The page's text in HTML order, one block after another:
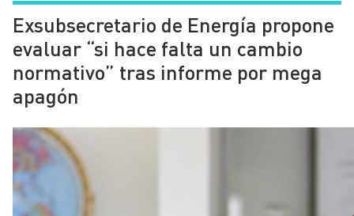
Podcasts Programas
Lo Último Actualidad
Ciudad Economía
Radio en vivo
Tendencias
Entretención y Cultura
Dato en Pauta
Exsubsecretario de Energía propone
evaluar “si hace falta un cambio
normativo” tras informe por mega
apagón